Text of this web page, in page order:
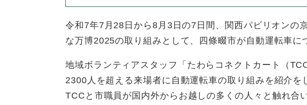
を
ら
く
メ
ュ
ー
ひ
ら
療
福
祉
メ
ニ
ー
ツ
・
化
の
メ
ニ
まちづくり・環境
ま
ち
く
り
・
環
し
と
・
市政情報
市
令和7年7月28日から8月3日の7日間、関西パビリオンの
な万博2025の取り組みとして、四條畷市が自動運転車に
地域ボランティアスタッフ「たわらコネクトカート（
2300人を超える来場者に自動運転車の取り組みを紹介を
TCCと市職員が国内外からお越しの多くの人々と触れ合